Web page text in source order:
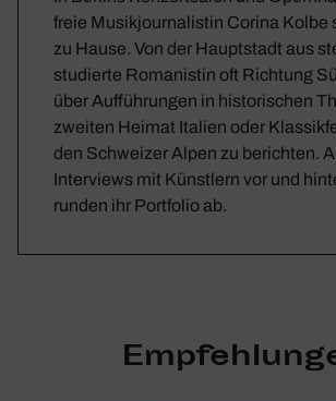
freie Musikjournalistin Corina Kolbe
zu Hause. Von der Hauptstadt aus
studierte Romanistin oft Richtung
über Aufführungen in historischen
zweiten Heimat Italien oder
den Schweizer Alpen zu berichten.
Interviews mit Künstlern vor und
runden ihr Portfolio ab.